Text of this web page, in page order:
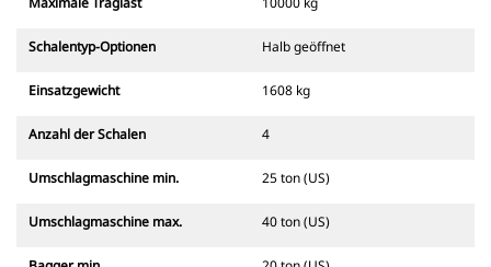
Schalentyp-Optionen Halb geöffnet
Einsatzgewicht 1608 kg
Anzahl der Schalen 4
Umschlagmaschine min. 25 ton (US)
Umschlagmaschine max. 40 ton (US)